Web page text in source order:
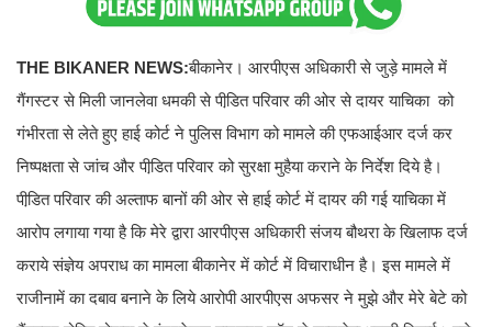
THE BIKANER NEWS:बीकानेर। आरपीएस अधिकारी से जुड़े मामले में
गैंगस्टर से मिली जानलेवा धमकी से पीडि़त परिवार की ओर से दायर याचिका को
गंभीरता से लेते हुए हाई कोर्ट ने पुलिस विभाग को मामले की एफआईआर दर्ज कर
निष्पक्षता से जांच और पीडि़त परिवार को सुरक्षा मुहैया कराने के निर्देश दिये है।
पीडि़त परिवार की अल्ताफ बानों की ओर से हाई कोर्ट में दायर की गई याचिका में
आरोप लगाया गया है कि मेरे द्वारा आरपीएस अधिकारी संजय बौथरा के खिलाफ दर्ज
कराये संज्ञेय अपराध का मामला बीकानेर में कोर्ट में विचाराधीन है। इस मामले में
राजीनामें का दबाव बनाने के लिये आरोपी आरपीएस अफसर ने मुझे और मेरे बेटे को